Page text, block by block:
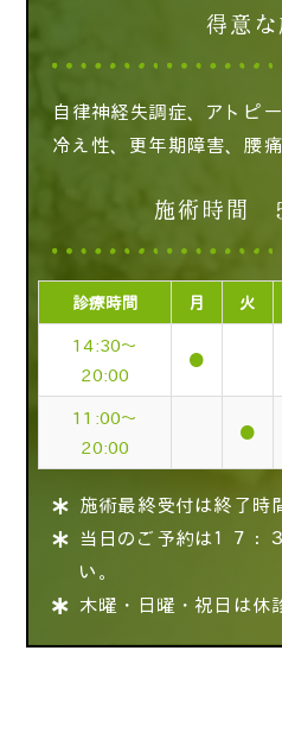
得意な
自律神経失調症、アトピ
冷え性、更年期障害、腰
施術時間
診療時間 月 火
14:30～
20:00
●
11:00～
20:00
●
施術最終受付は終了時
当日のご予約は１７：
い。
木曜・日曜・祝日は休